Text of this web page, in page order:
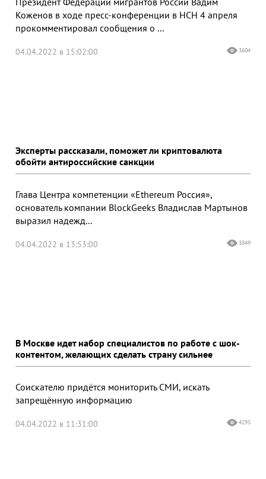
Коженов в ходе пресс-конференции в НСН 4 апреля
прокомментировал сообщения о ...
04.04.2022 в 15:02:00 3604
Эксперты рассказали, поможет ли криптовалюта
обойти антироссийские санкции
Глава Центра компетенции «Ethereum Россия»,
основатель компании BlockGeeks Владислав Мартынов
выразил надежд...
04.04.2022 в 13:53:00 3849
В Москве идет набор специалистов по работе с шок-
контентом, желающих сделать страну сильнее
Соискателю придётся мониторить СМИ, искать
запрещённую информацию
04.04.2022 в 11:31:00 4295